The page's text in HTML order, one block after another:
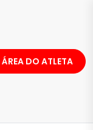
ÁREA DO ATLETA